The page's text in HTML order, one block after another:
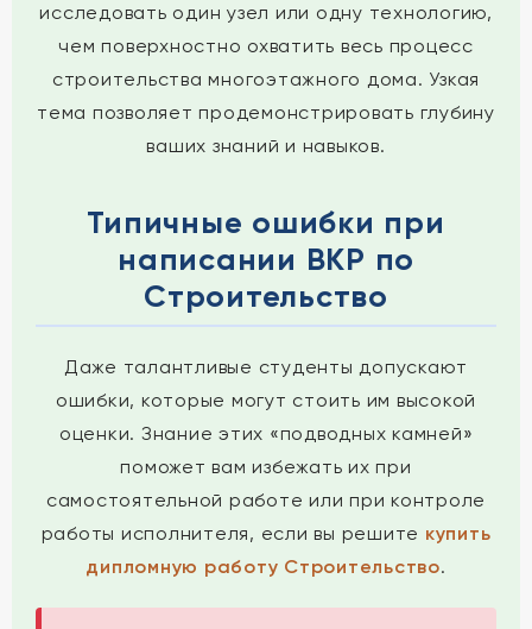
исследовать один узел или одну технологию,
чем поверхностно охватить весь процесс
строительства многоэтажного дома. Узкая
тема позволяет продемонстрировать глубину
ваших знаний и навыков.
Типичные ошибки при
написании ВКР по
Строительство
Даже талантливые студенты допускают
ошибки, которые могут стоить им высокой
оценки. Знание этих «подводных камней»
поможет вам избежать их при
самостоятельной работе или при контроле
работы исполнителя, если вы решите купить
дипломную работу Строительство.